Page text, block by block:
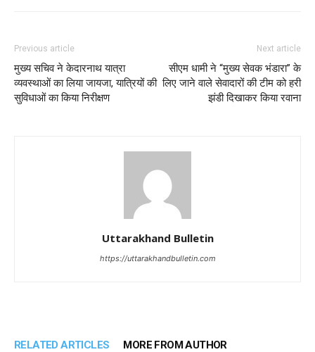
Previous article
मुख्य सचिव ने केदारनाथ यात्रा
व्यवस्थाओं का लिया जायजा, यात्रियों की
सुविधाओं का किया निरीक्षण
Next article
सीएम धामी ने “मुख्य सेवक भंडारा” के
लिए जाने वाले सेवादारों की टीम को हरी
झंडी दिखाकर किया रवाना
Uttarakhand Bulletin
https://uttarakhandbulletin.com
RELATED ARTICLES MORE FROM AUTHOR